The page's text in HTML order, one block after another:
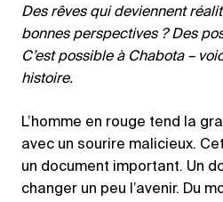
Des rêves qui deviennent
bonnes perspectives ? Des
C’est possible à Chabota –
histoire.
L’homme en rouge tend la
avec un sourire malicieux.
un document important. Un
changer un peu l’avenir. Du